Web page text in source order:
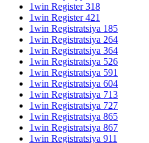
1win Register 318
1win Register 421
1win Registratsiya 185
1win Registratsiya 264
1win Registratsiya 364
1win Registratsiya 526
1win Registratsiya 591
1win Registratsiya 604
1win Registratsiya 713
1win Registratsiya 727
1win Registratsiya 865
1win Registratsiya 867
1win Registratsiya 911